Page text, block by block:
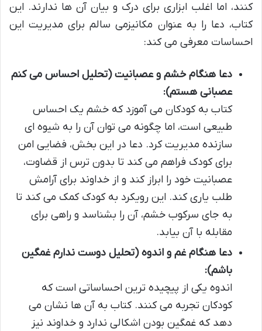
کنند، اما اغلب ابزاری برای درک و بیان آن ها ندارند. این
کتاب، دعا را به عنوان مکانیزمی سالم برای مدیریت این
احساسات معرفی می کند:
دعا هنگام خشم و عصبانیت (تحلیل احساس می کنم
عصبانی هستم):
کتاب به کودکان می آموزد که خشم یک احساس
طبیعی است، اما چگونه می توان آن را به شیوه ای
سازنده مدیریت کرد. دعا در این بخش، فضایی امن
برای کودک فراهم می کند تا بدون ترس از قضاوت،
عصبانیت خود را ابراز کند و از خداوند برای آرامش
طلب یاری کند. این رویکرد به کودک کمک می کند تا
به جای سرکوب خشم، آن را بشناسد و راهی برای
مقابله با آن بیابد.
دعا هنگام غم و اندوه (تحلیل دوست ندارم غمگین
باشم):
اندوه یکی از پیچیده ترین احساساتی است که
کودکان تجربه می کنند. کتاب به آن ها نشان می
دهد که غمگین بودن اشکالی ندارد و خداوند نیز